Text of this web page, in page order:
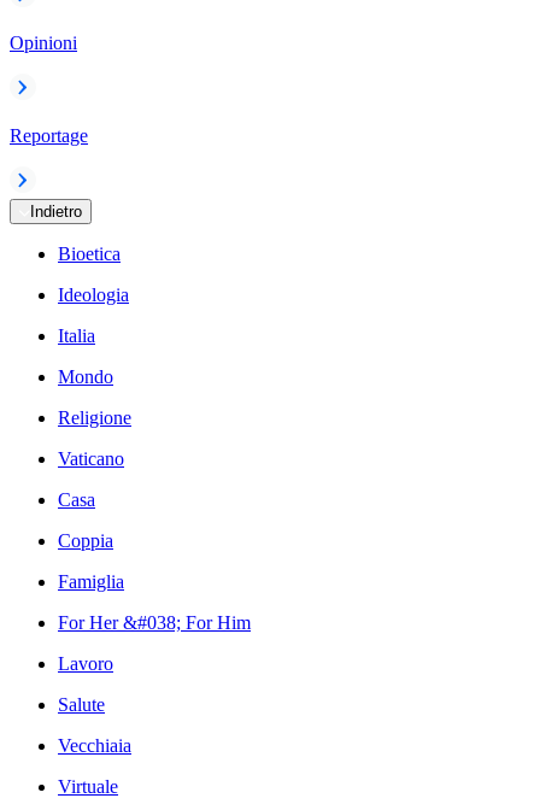
Opinioni
Reportage
Indietro
Bioetica
Ideologia
Italia
Mondo
Religione
Vaticano
Casa
Coppia
Famiglia
For Her &#038; For Him
Lavoro
Salute
Vecchiaia
Virtuale